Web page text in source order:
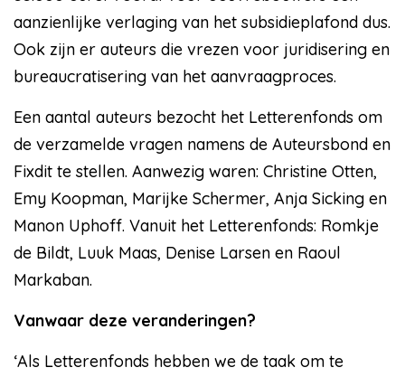
aanzienlijke verlaging van het subsidieplafond dus.
Ook zijn er auteurs die vrezen voor juridisering en
bureaucratisering van het aanvraagproces.
Een aantal auteurs bezocht het Letterenfonds om
de verzamelde vragen namens de Auteursbond en
Fixdit te stellen. Aanwezig waren: Christine Otten,
Emy Koopman, Marijke Schermer, Anja Sicking en
Manon Uphoff. Vanuit het Letterenfonds: Romkje
de Bildt, Luuk Maas, Denise Larsen en Raoul
Markaban.
Vanwaar deze veranderingen?
‘Als Letterenfonds hebben we de taak om te